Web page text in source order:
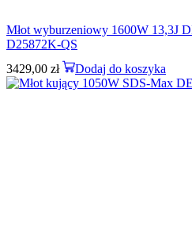
Młot wyburzeniowy 1600W 13,3J
D25872K-QS
3429,00 zł Dodaj do koszyka